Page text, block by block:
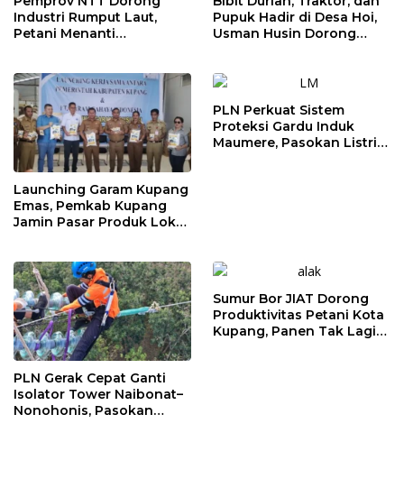
Industri Rumput Laut,
Petani Menanti
Pupuk Hadir di Desa Hoi,
Usman Husin Dorong
Launching Garam Kupang
Emas, Pemkab Kupang
Jamin Pasar Produk Lokal
PLN Perkuat Sistem
Proteksi Gardu Induk
Maumere, Pasokan Listrik
PLN Gerak Cepat Ganti
Isolator Tower Naibonat–
Nonohonis, Pasokan
Sumur Bor JIAT Dorong
Produktivitas Petani Kota
Kupang, Panen Tak Lagi